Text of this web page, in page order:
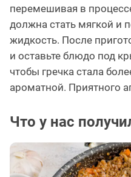
перемешивая в
должна стать мягкой и
жидкость. После
и оставьте блюдо под
чтобы гречка стала
ароматной. Приятного
Что у нас